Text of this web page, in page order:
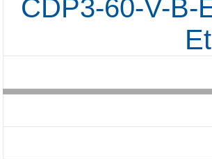
CDP3-60-V-B-